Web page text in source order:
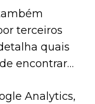
terceiros
quais
encontrar
Analytics,